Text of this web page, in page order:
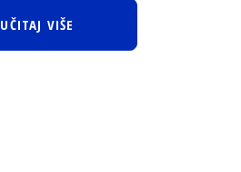
UČITAJ VIŠE